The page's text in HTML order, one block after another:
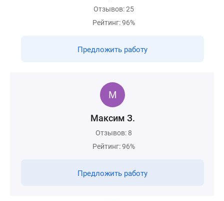
Отзывов: 25
Рейтинг: 96%
Предложить работу
Максим З.
Отзывов: 8
Рейтинг: 96%
Предложить работу